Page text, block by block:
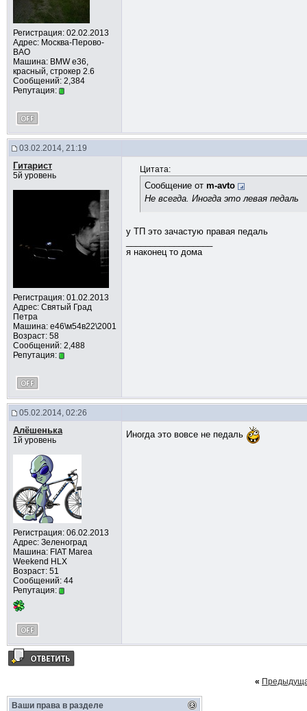
Регистрация: 02.02.2013
Адрес: Москва-Перово-
ВАО
Машина: BMW e36,
красный, строкер 2.6
Сообщений: 2,384
Репутация:
03.02.2014, 21:19
Гитарист
5й уровень
Регистрация: 01.02.2013
Адрес: Cвятый Град
Петра
Машина: е46\м54в22\2001
Возраст: 58
Сообщений: 2,488
Репутация:
Цитата:
Сообщение от m-avto
Не всегда. Иногда это левая педаль
у ТП это зачастую правая педаль
я наконец то дома
05.02.2014, 02:26
Алёшенька
1й уровень
Регистрация: 06.02.2013
Адрес: Зеленоград
Машина: FIAT Marea
Weekend HLX
Возраст: 51
Сообщений: 44
Репутация:
Иногда это вовсе не педаль
«
Ваши права в разделе